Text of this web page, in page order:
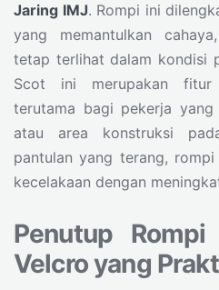
Jaring IMJ. Rompi ini
yang memantulkan
tetap terlihat dalam kondisi
Scot ini merupakan
terutama bagi pekerja
atau area konstruksi
pantulan yang terang,
kecelakaan dengan
Penutup
Velcro yang